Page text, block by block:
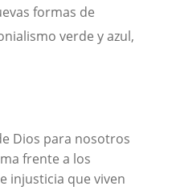
formas de
verde y azul,
Dios para nosotros
frente a los
injusticia que viven